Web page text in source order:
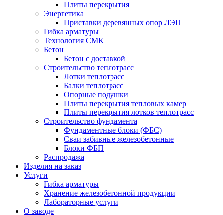
Плиты перекрытия
Энергетика
Приставки деревянных опор ЛЭП
Гибка арматуры
Технология СМК
Бетон
Бетон с доставкой
Строительство теплотрасс
Лотки теплотрасс
Балки теплотрасс
Опорные подушки
Плиты перекрытия тепловых камер
Плиты перекрытия лотков теплотрасс
Строительство фундамента
Фундаментные блоки (ФБС)
Сваи забивные железобетонные
Блоки ФБП
Распродажа
Изделия на заказ
Услуги
Гибка арматуры
Хранение железобетонной продукции
Лабораторные услуги
О заводе